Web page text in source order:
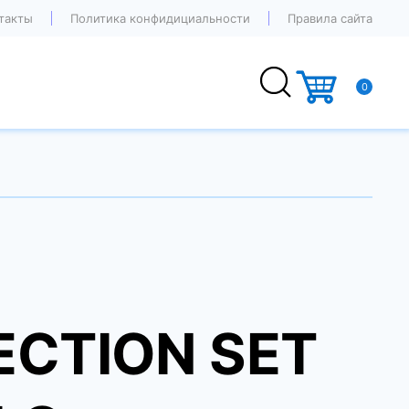
Политика конфидициальности Правила сайта
0
SET